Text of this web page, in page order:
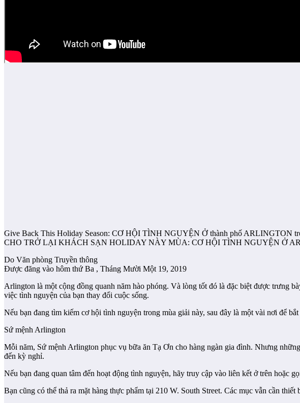
Give Back This Holiday Season: CƠ HỘI TÌNH NGUYỆN Ở thành phố ARLINGTON
CHO TRỞ LẠI KHÁCH SẠN HOLIDAY NÀY MÙA: CƠ HỘI TÌNH NGUYỆN Ở
Do Văn phòng Truyền thông
Được đăng vào hôm thứ Ba , Tháng Mười Một 19, 2019
Arlington là một cộng đồng quanh năm hào phóng. Và lòng tốt đó là đặc biệt được trưng
việc tình nguyện của bạn thay đổi cuộc sống.
Nếu bạn đang tìm kiếm cơ hội tình nguyện trong mùa giải này, sau đây là một vài nơi để bắt
Sứ mệnh Arlington
Mỗi năm, Sứ mệnh Arlington phục vụ bữa ăn Tạ Ơn cho hàng ngàn gia đình. Nhưng
đến kỳ nghỉ.
Nếu bạn đang quan tâm đến hoạt động tình nguyện, hãy truy cập vào liên kết ở trên hoặc
Bạn cũng có thể thả ra mặt hàng thực phẩm tại 210 W. South Street. Các mục vẫn cần thiết